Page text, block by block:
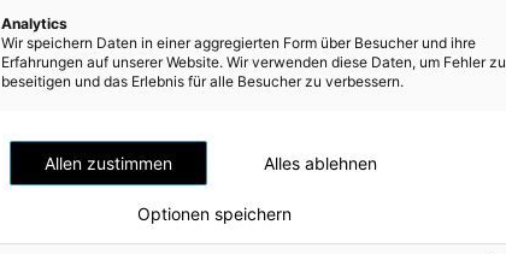
Analytics
Wir speichern Daten in einer aggregierten Form über Besucher und ihre
Erfahrungen auf unserer Website. Wir verwenden diese Daten, um Fehler zu
beseitigen und das Erlebnis für alle Besucher zu verbessern.
Allen zustimmen Alles ablehnen
Optionen speichern